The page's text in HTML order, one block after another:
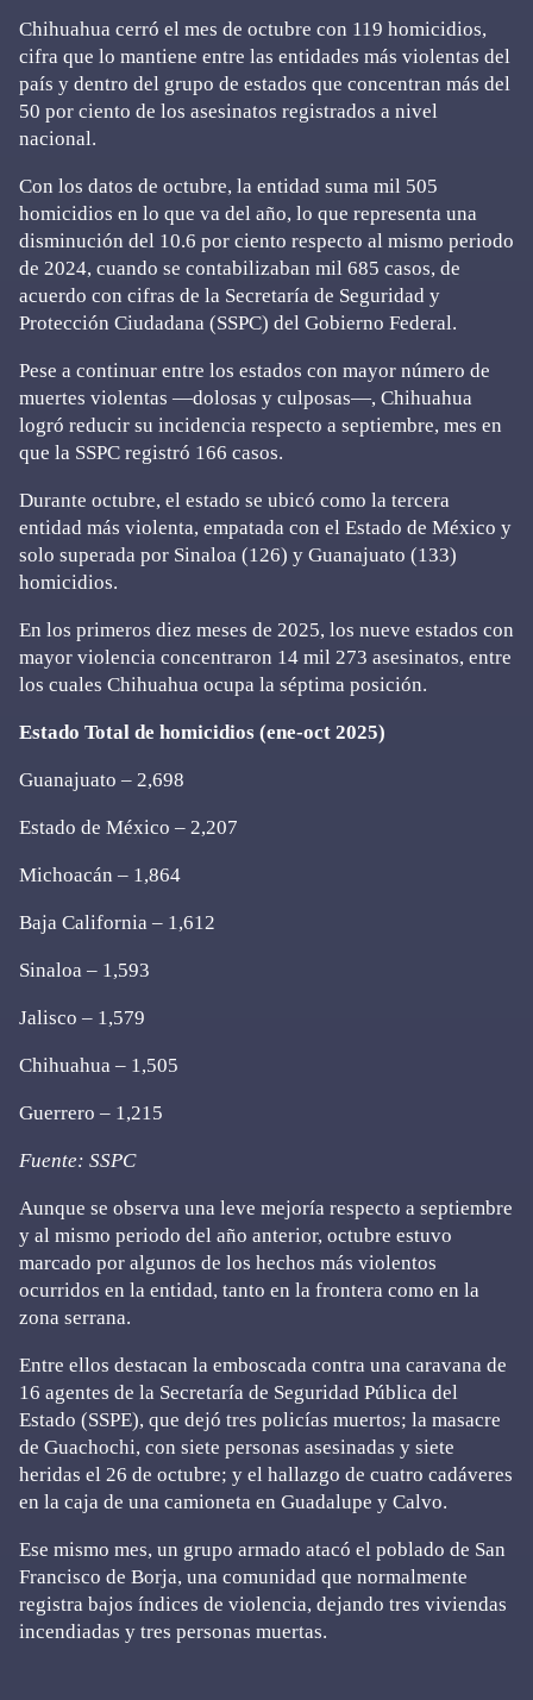
Chihuahua cerró el mes de octubre con 119 homicidios,
cifra que lo mantiene entre las entidades más violentas del
país y dentro del grupo de estados que concentran más del
50 por ciento de los asesinatos registrados a nivel
nacional.
Con los datos de octubre, la entidad suma mil 505
homicidios en lo que va del año, lo que representa una
disminución del 10.6 por ciento respecto al mismo periodo
de 2024, cuando se contabilizaban mil 685 casos, de
acuerdo con cifras de la Secretaría de Seguridad y
Protección Ciudadana (SSPC) del Gobierno Federal.
Pese a continuar entre los estados con mayor número de
muertes violentas —dolosas y culposas—, Chihuahua
logró reducir su incidencia respecto a septiembre, mes en
que la SSPC registró 166 casos.
Durante octubre, el estado se ubicó como la tercera
entidad más violenta, empatada con el Estado de México y
solo superada por Sinaloa (126) y Guanajuato (133)
homicidios.
En los primeros diez meses de 2025, los nueve estados con
mayor violencia concentraron 14 mil 273 asesinatos, entre
los cuales Chihuahua ocupa la séptima posición.
Estado Total de homicidios (ene-oct 2025)
Guanajuato – 2,698
Estado de México – 2,207
Michoacán – 1,864
Baja California – 1,612
Sinaloa – 1,593
Jalisco – 1,579
Chihuahua – 1,505
Guerrero – 1,215
Fuente: SSPC
Aunque se observa una leve mejoría respecto a septiembre
y al mismo periodo del año anterior, octubre estuvo
marcado por algunos de los hechos más violentos
ocurridos en la entidad, tanto en la frontera como en la
zona serrana.
Entre ellos destacan la emboscada contra una caravana de
16 agentes de la Secretaría de Seguridad Pública del
Estado (SSPE), que dejó tres policías muertos; la masacre
de Guachochi, con siete personas asesinadas y siete
heridas el 26 de octubre; y el hallazgo de cuatro cadáveres
en la caja de una camioneta en Guadalupe y Calvo.
Ese mismo mes, un grupo armado atacó el poblado de San
Francisco de Borja, una comunidad que normalmente
registra bajos índices de violencia, dejando tres viviendas
incendiadas y tres personas muertas.